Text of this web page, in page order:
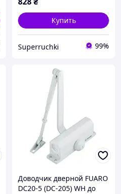
Купить
Superruchki 99%
Доводчик дверной FUARO
DC20-5 (DC-205) WH до